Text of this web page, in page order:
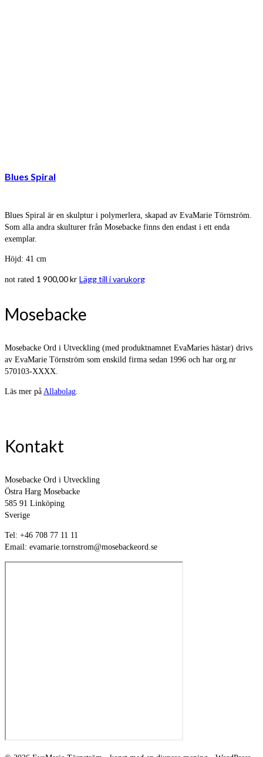
Blues Spiral
Blues Spiral är en skulptur i polymerlera, skapad av EvaMarie Törnström.
Som alla andra skulturer från Mosebacke finns den endast i ett enda
exemplar.
Höjd: 41 cm
not rated 1 900,00kr Lägg till i varukorg
Mosebacke
Mosebacke Ord i Utveckling (med produktnamnet EvaMaries hästar) drivs
av EvaMarie Törnström som enskild firma sedan 1996 och har org.nr
570103-XXXX.
Läs mer på Allabolag.
Kontakt
Mosebacke Ord i Utveckling
Östra Harg Mosebacke
585 91 Linköping
Sverige
Tel: +46 708 77 11 11
Email: evamarie.tornstrom@mosebackeord.se